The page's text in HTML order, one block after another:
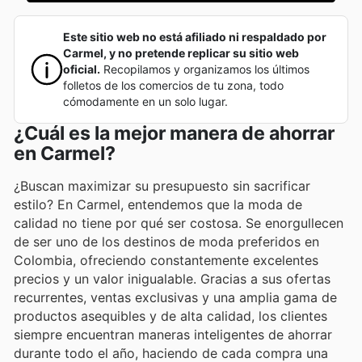
Este sitio web no está afiliado ni respaldado por
Carmel, y no pretende replicar su sitio web
oficial. Recopilamos y organizamos los últimos
folletos de los comercios de tu zona, todo
cómodamente en un solo lugar.
¿Cuál es la mejor manera de ahorrar
en Carmel?
¿Buscan maximizar su presupuesto sin sacrificar
estilo? En Carmel, entendemos que la moda de
calidad no tiene por qué ser costosa. Se enorgullecen
de ser uno de los destinos de moda preferidos en
Colombia, ofreciendo constantemente excelentes
precios y un valor inigualable. Gracias a sus ofertas
recurrentes, ventas exclusivas y una amplia gama de
productos asequibles y de alta calidad, los clientes
siempre encuentran maneras inteligentes de ahorrar
durante todo el año, haciendo de cada compra una